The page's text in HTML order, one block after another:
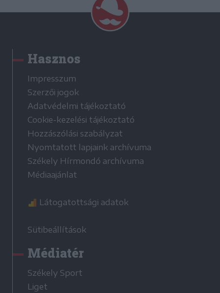
Hasznos
Impresszum
Szerzői jogok
Adatvédelmi tájékoztató
Cookie-kezelési tájékoztató
Hozzászólási szabályzat
Nyomtatott lapjaink archívuma
Székely Hírmondó archívuma
Médiaajánlat
Látogatottsági adatok
Sütibeállítások
Médiatér
Székely Sport
Liget